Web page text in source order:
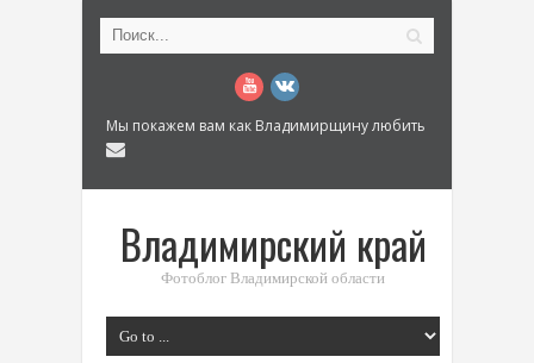
Мы покажем вам как Владимирщину любить
Владимирский край
Фотоблог Владимирской области